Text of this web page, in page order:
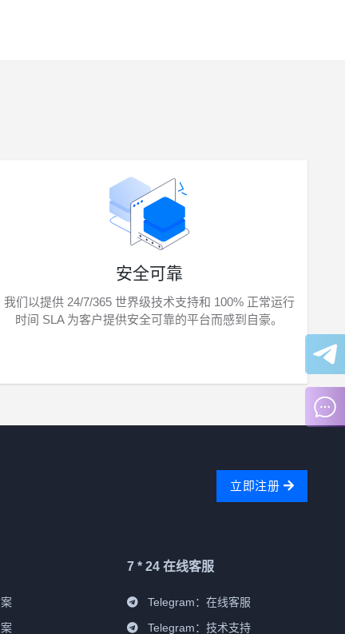
安全可靠
我们以提供 24/7/365 世界级技术支持和 100% 正常运行
时间 SLA 为客户提供安全可靠的平台而感到自豪。
立即注册
7 * 24 在线客服
Telegram： 在线客服
Telegram： 技术支持